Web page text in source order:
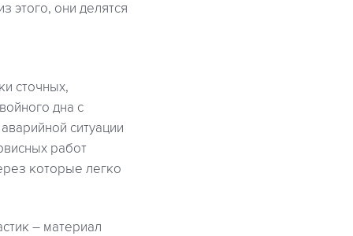
этого, они делятся
сточных,
дна с
ситуации
работ
которые легко
– материал